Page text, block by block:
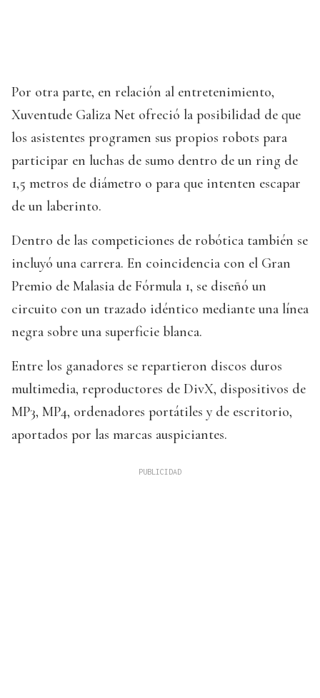
Por otra parte, en relación al entretenimiento,
Xuventude Galiza Net ofreció la posibilidad de que
los asistentes programen sus propios robots para
participar en luchas de sumo dentro de un ring de
1,5 metros de diámetro o para que intenten escapar
de un laberinto.
Dentro de las competiciones de robótica también se
incluyó una carrera. En coincidencia con el Gran
Premio de Malasia de Fórmula 1, se diseñó un
circuito con un trazado idéntico mediante una línea
negra sobre una superficie blanca.
Entre los ganadores se repartieron discos duros
multimedia, reproductores de DivX, dispositivos de
MP3, MP4, ordenadores portátiles y de escritorio,
aportados por las marcas auspiciantes.